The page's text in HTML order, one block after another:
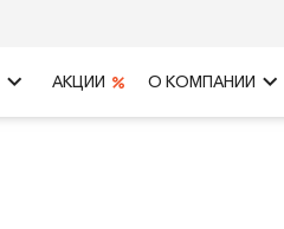
keyboard_arrow_right АКЦИИ О КОМПАНИИ keyboard_arrow_right